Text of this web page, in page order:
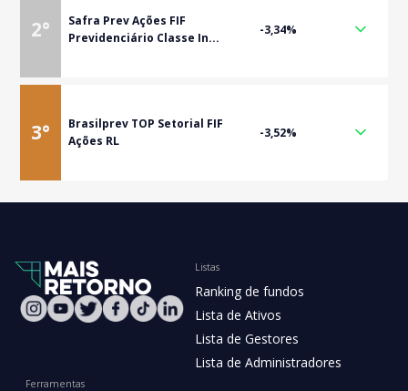
2°
Safra Prev Ações FIF
Previdenciário Classe In...
-3,34%
3°
Brasilprev TOP Setorial FIF
Ações RL
-3,52%
Listas
Ranking de fundos
Lista de Ativos
Lista de Gestores
Lista de Administradores
Ferramentas